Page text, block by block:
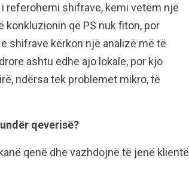
referohemi shifrave, kemi vetëm një
konkluzionin që PS nuk fiton, por
shifrave kërkon një analizë më të
ashtu edhe ajo lokale, por kjo
ndërsa tek problemet mikro, të
qeverisë?
qenë dhe vazhdojnë të jenë klientë